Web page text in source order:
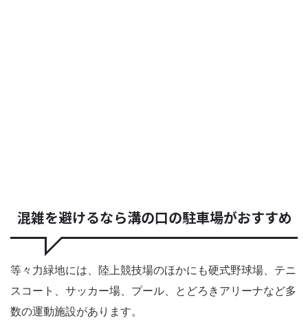
混雑を避けるなら溝の口の駐車場がおすすめ
等々力緑地には、陸上競技場のほかにも硬式野球場、テニ
スコート、サッカー場、プール、とどろきアリーナなど多
数の運動施設があります。